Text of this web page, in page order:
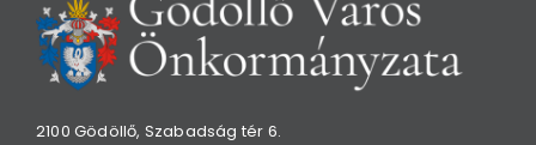
2100 Gödöllő, Szabadság tér 6.